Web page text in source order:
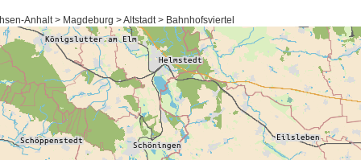
Anhalt > Magdeburg > Altstadt > Bahnhofsviertel